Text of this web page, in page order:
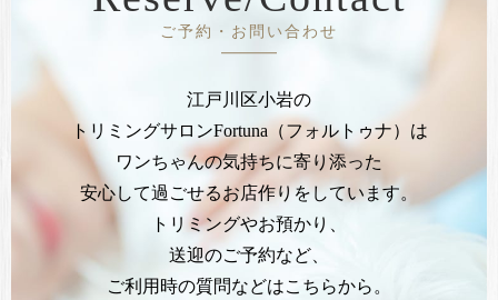
ご予約・お問い合わせ
江戸川区小岩の
トリミングサロンFortuna（フォルトゥナ）は
ワンちゃんの気持ちに寄り添った
安心して過ごせるお店作りをしています。
トリミングやお預かり、
送迎のご予約など、
ご利用時の質問などはこちらから。